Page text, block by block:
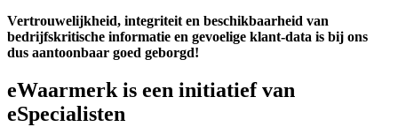
Vertrouwelijkheid, integriteit en beschikbaarheid van
bedrijfskritische informatie en gevoelige klant-data is bij ons
dus aantoonbaar goed geborgd!
eWaarmerk is een initiatief van
eSpecialisten